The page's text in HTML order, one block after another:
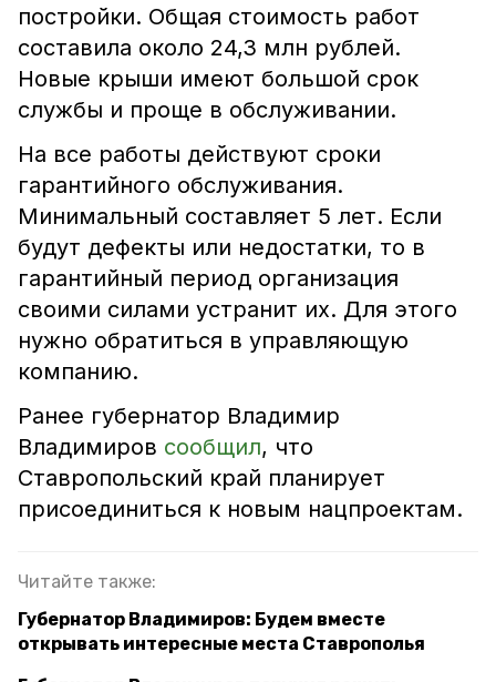
постройки. Общая стоимость работ
составила около 24,3 млн рублей.
Новые крыши имеют большой срок
службы и проще в обслуживании.
На все работы действуют сроки
гарантийного обслуживания.
Минимальный составляет 5 лет. Если
будут дефекты или недостатки, то в
гарантийный период организация
своими силами устранит их. Для этого
нужно обратиться в управляющую
компанию.
Ранее губернатор Владимир
Владимиров сообщил, что
Ставропольский край планирует
присоединиться к новым нацпроектам.
Читайте также:
Губернатор Владимиров: Будем вместе
открывать интересные места Ставрополья